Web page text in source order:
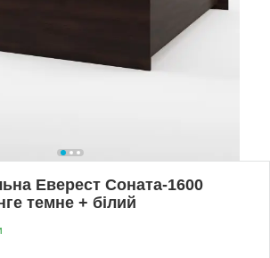
Еверест Соната-1600
темне + білий